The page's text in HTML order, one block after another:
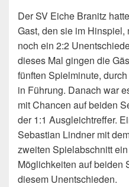
Der SV Eiche Branitz
Gast, den sie im
noch ein 2:2
dieses Mal gingen die
fünften Spielminute,
in Führung. Danach war
mit Chancen auf beiden
der 1:1 Ausgleichtreffer.
Sebastian Lindner mit
zweiten Spielabschnitt
Möglichkeiten auf beiden
diesem Unentschieden.